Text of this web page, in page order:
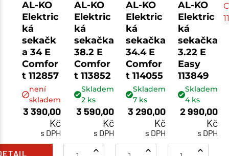
AL-KO
Elektric
ká
sekačk
a 34 E
Comfor
t 112857
není
skladem
3 390,00
Kč
s DPH
AL-KO
Elektric
ká
sekačka
38.2 E
Comfor
t 113852
Skladem
2ks
3 590,00
Kč
s DPH
AL-KO
Elektric
ká
sekačka
34.4 E
Comfor
t 114055
Skladem
7 ks
3 290,00
Kč
s DPH
AL-KO
Elektric
ká
sekačka
3.22 E
Easy
113849
Skladem
4ks
2 990,00
Kč
s DPH